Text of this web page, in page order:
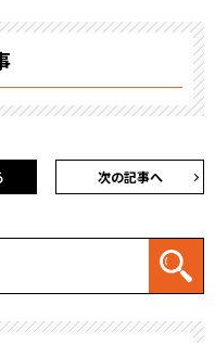
次の記事へ